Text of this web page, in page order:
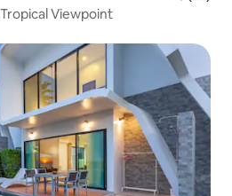
Viewpoint